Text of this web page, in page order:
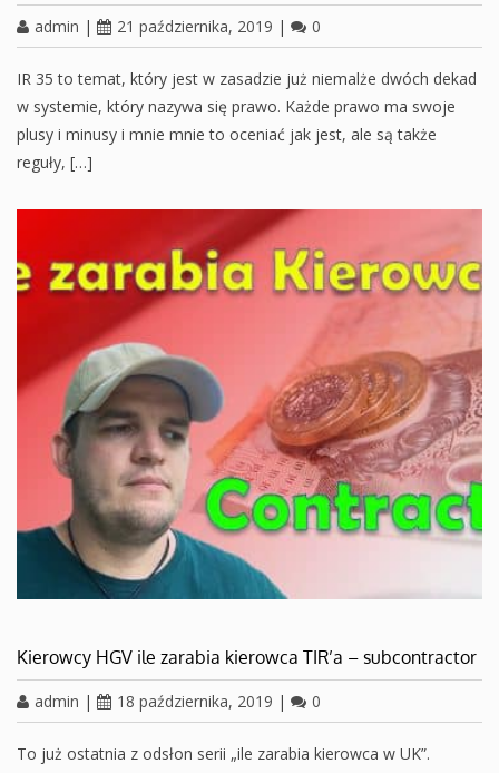
admin | 21 października, 2019 | 0
IR 35 to temat, który jest w zasadzie już niemalże dwóch dekad
w systemie, który nazywa się prawo. Każde prawo ma swoje
plusy i minusy i mnie mnie to oceniać jak jest, ale są także
reguły, […]
Kierowcy HGV ile zarabia kierowca TIR’a – subcontractor
admin | 18 października, 2019 | 0
To już ostatnia z odsłon serii „ile zarabia kierowca w UK”.